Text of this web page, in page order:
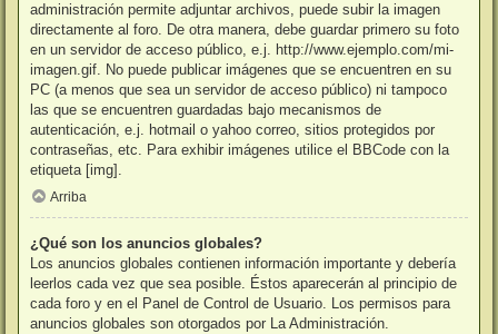
administración permite adjuntar archivos, puede subir la imagen
directamente al foro. De otra manera, debe guardar primero su foto
en un servidor de acceso público, e.j. http://www.ejemplo.com/mi-
imagen.gif. No puede publicar imágenes que se encuentren en su
PC (a menos que sea un servidor de acceso público) ni tampoco
las que se encuentren guardadas bajo mecanismos de
autenticación, e.j. hotmail o yahoo correo, sitios protegidos por
contraseñas, etc. Para exhibir imágenes utilice el BBCode con la
etiqueta [img].
Arriba
¿Qué son los anuncios globales?
Los anuncios globales contienen información importante y debería
leerlos cada vez que sea posible. Éstos aparecerán al principio de
cada foro y en el Panel de Control de Usuario. Los permisos para
anuncios globales son otorgados por La Administración.